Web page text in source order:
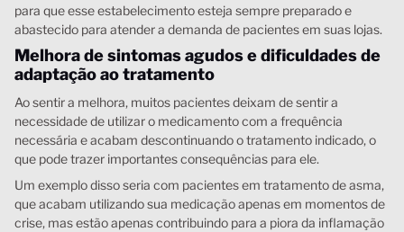
para que esse estabelecimento esteja sempre preparado e
abastecido para atender a demanda de pacientes em suas lojas.
Melhora de sintomas agudos e dificuldades de
adaptação ao tratamento
Ao sentir a melhora, muitos pacientes deixam de sentir a
necessidade de utilizar o medicamento com a frequência
necessária e acabam descontinuando o tratamento indicado, o
que pode trazer importantes consequências para ele.
Um exemplo disso seria com pacientes em tratamento de asma,
que acabam utilizando sua medicação apenas em momentos de
crise, mas estão apenas contribuindo para a piora da inflamação